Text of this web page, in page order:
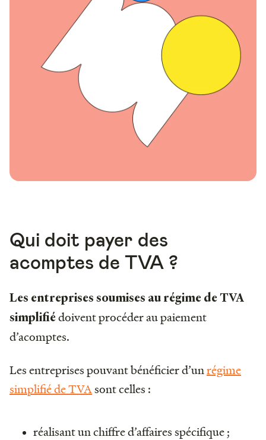
Qui doit payer des
acomptes de TVA ?
Les entreprises soumises au régime de TVA
simplifiédoivent procéder au paiement
d’acomptes.
Les entreprises pouvant bénéficier d’unrégime
simplifié de TVAsont celles :
réalisant un chiffre d’affaires spécifique ;